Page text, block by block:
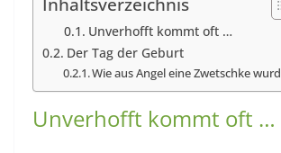
Unverhofft kommt oft …
Der Tag der Geburt
Wie aus Angel eine Zwetschke
Unverhofft kommt oft …